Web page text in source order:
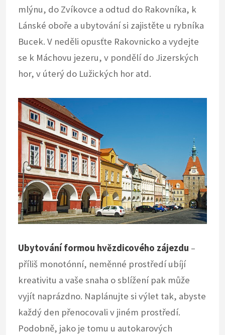
mlýnu, do Zvíkovce a odtud do Rakovníka, k
Lánské oboře a ubytování si zajistěte u rybníka
Bucek. V neděli opusťte Rakovnicko a vydejte
se k Máchovu jezeru, v pondělí do Jizerských
hor, v úterý do Lužických hor atd.
Ubytování formou hvězdicového zájezdu –
příliš monotónní, neměnné prostředí ubíjí
kreativitu a vaše snaha o sblížení pak může
vyjít naprázdno. Naplánujte si výlet tak, abyste
každý den přenocovali v jiném prostředí.
Podobně, jako je tomu u autokarových